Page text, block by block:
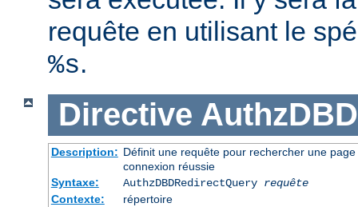
requête en utilisant le
%s.
Directive
Description: Définit une requête pour rechercher une
connexion réussie
Syntaxe:
AuthzDBDRedirectQuery requête
Contexte:
répertoire